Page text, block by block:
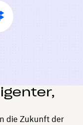
die Zukunft der